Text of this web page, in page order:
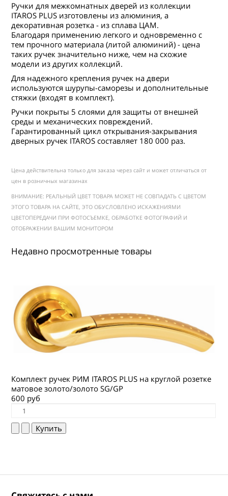
Ручки для межкомнатных дверей из коллекции
ITAROS PLUS изготовлены из алюминия, а
декоративная розетка - из сплава ЦАМ.
Благодаря применению легкого и одновременно с
тем прочного материала (литой алюминий) - цена
таких ручек значительно ниже, чем на схожие
модели из других коллекций.
Для надежного крепления ручек на двери
используются шурупы-саморезы и дополнительные
стяжки (входят в комплект).
Ручки покрыты 5 слоями для защиты от внешней
среды и механических повреждений.
Гарантированный цикл открывания-закрывания
дверных ручек ITAROS составляет 180 000 раз.
Цена действительна только для заказа через сайт и может отличаться от
цен в розничных магазинах
ВНИМАНИЕ: РЕАЛЬНЫЙ ЦВЕТ ТОВАРА МОЖЕТ НЕ СОВПАДАТЬ С ЦВЕТОМ
ЭТОГО ТОВАРА НА САЙТЕ, ЭТО ОБУСЛОВЛЕНО ИСКАЖЕНИЯМИ
ЦВЕТОПЕРЕДАЧИ ПРИ ФОТОСЪЕМКЕ, ОБРАБОТКЕ ФОТОГРАФИЙ И
ОТОБРАЖЕНИИ ВАШИМ МОНИТОРОМ
Недавно просмотренные товары
Комплект ручек РИМ ITAROS PLUS на круглой розетке
матовое золото/золото SG/GP
600 руб